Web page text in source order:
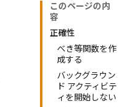
このページの内
容
正確性
べき等関数を作
成する
バックグラウン
ド アクティビテ
ィを開始しない